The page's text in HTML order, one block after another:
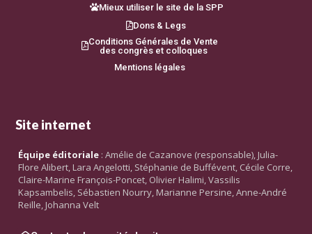
Mieux utiliser le site de la SPP
Dons & Legs
Conditions Générales de Vente
des congrès et colloques
Mentions légales
Site internet
Équipe éditoriale : Amélie de Cazanove (responsable), Julia-
Flore Alibert, Lara Angelotti, Stéphanie de Buffévent, Cécile Corre,
Claire-Marine François-Poncet, Olivier Halimi, Vassilis
Kapsambelis, Sébastien Nourry, Marianne Persine, Anne-André
Reille, Johanna Velt